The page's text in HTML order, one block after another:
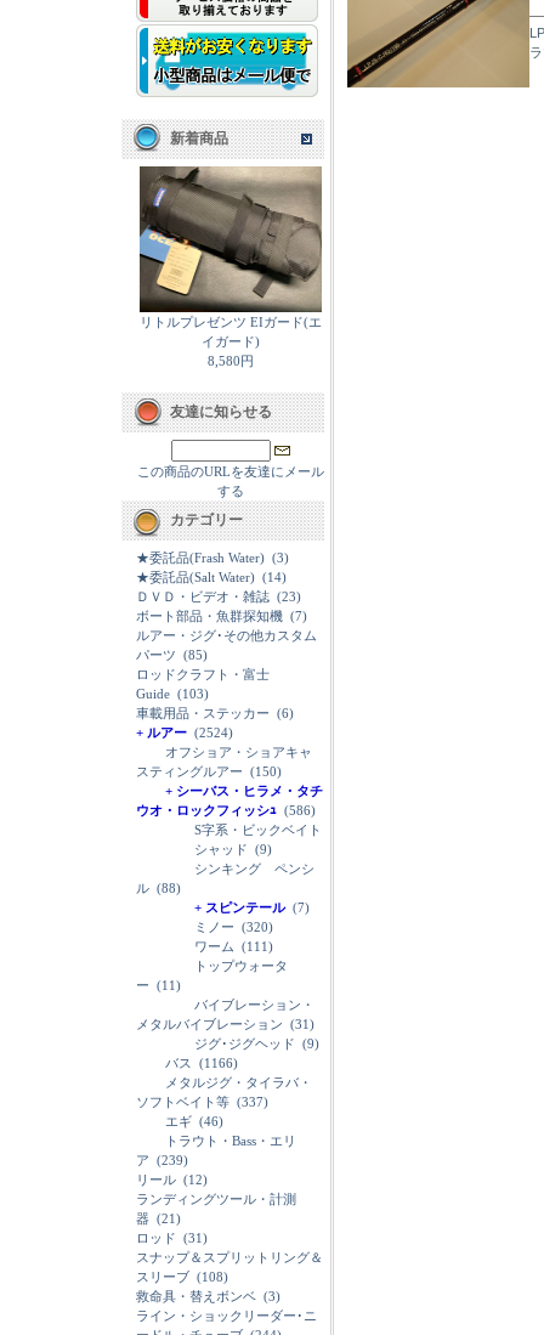
新着商品
リトルプレゼンツ EIガード(エ
イガード)
8,580円
友達に知らせる
この商品のURLを友達にメール
する
カテゴリー
★委託品(Frash Water) (3)
★委託品(Salt Water) (14)
ＤＶＤ・ビデオ・雑誌 (23)
ボート部品・魚群探知機 (7)
ルアー・ジグ･その他カスタム
パーツ (85)
ロッドクラフト・富士
Guide (103)
車載用品・ステッカー (6)
+ ルアー (2524)
オフショア・ショアキャ
スティングルアー (150)
+ シーバス・ヒラメ・タチ
ウオ・ロックフィッシｭ (586)
S字系・ビックベイト
シャッド (9)
シンキング ペンシ
ル (88)
+ スピンテール(7)
ミノー (320)
ワーム (111)
トップウォータ
ー (11)
バイブレーション・
メタルバイブレーション (31)
ジグ･ジグヘッド (9)
バス
(1166)
メタルジグ・タイラバ・
ソフトベイト等 (337)
エギ (46)
トラウト・Bass・エリ
ア (239)
リール (12)
ランディングツール・計測
器 (21)
ロッド (31)
スナップ＆スプリットリング＆
スリーブ (108)
救命具・替えボンベ (3)
ライン・ショックリーダー･ニ